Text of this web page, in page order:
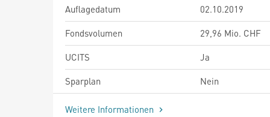
Auflagedatum
02.10.2019
Fondsvolumen
29,96 Mio. CHF
UCITS
Ja
Sparplan
Nein
Weitere Informationen